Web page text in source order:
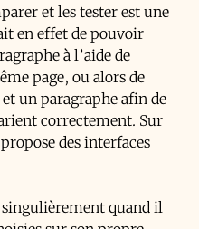
et les tester est une
en effet de pouvoir
à l’aide de
page, ou alors de
un paragraphe afin de
correctement. Sur
des interfaces
singulièrement quand il